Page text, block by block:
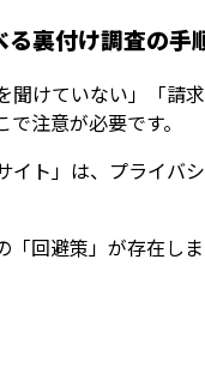
裏付け調査の手
けていない」「請
注意が必要です。
イト」は、プライバ
「回避策」が存在し